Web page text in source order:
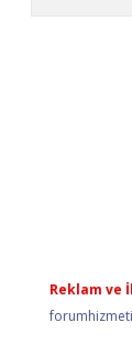
Reklam ve